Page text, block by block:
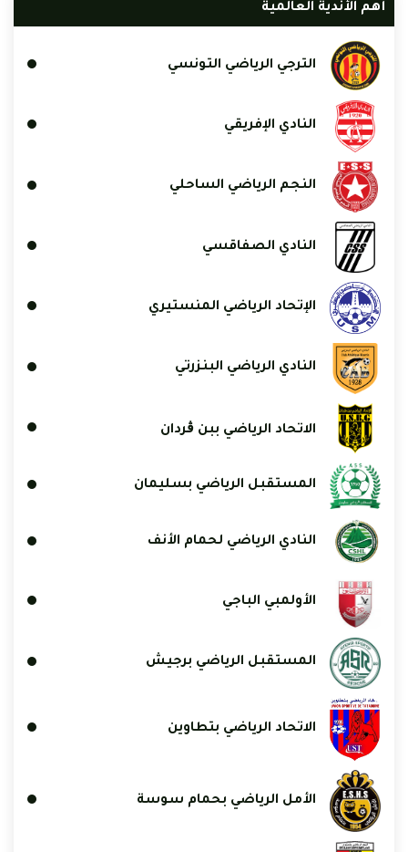
أهم الأندية العالمية
الترجي الرياضي التونسي
النادي الإفريقي
النجم الرياضي الساحلي
النادي الصفاقسي
الإتحاد الرياضي المنستيري
النادي الرياضي البنزرتي
الاتحاد الرياضي ببن ڨردان
المستقبل الرياضي بسليمان
النادي الرياضي لحمام الأنف
الأولمبي الباجي
المستقبل الرياضي برجيش
الاتحاد الرياضي بتطاوين
الأمل الرياضي بحمام سوسة